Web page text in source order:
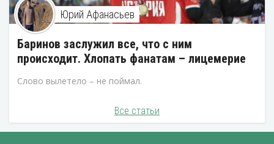
Юрий Афанасьев
Баринов заслужил все, что с ним
происходит. Хлопать фанатам – лицемерие
Слово вылетело – не поймал.
Все статьи